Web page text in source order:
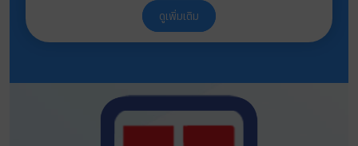
ดูเพิ่มเติม